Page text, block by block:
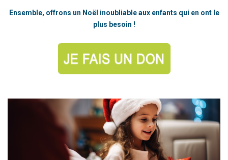
Ensemble, offrons un Noël inoubliable aux enfants qui en ont le
plus besoin !